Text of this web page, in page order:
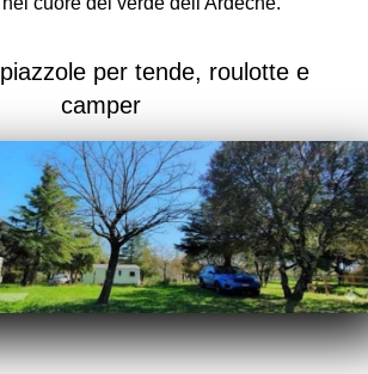
per tende, roulotte e
camper